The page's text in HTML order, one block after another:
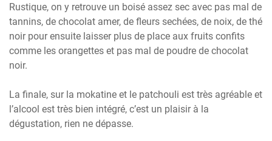
Rustique, on y retrouve un boisé assez sec avec pas mal de
tannins, de chocolat amer, de fleurs sechées, de noix, de thé
noir pour ensuite laisser plus de place aux fruits confits
comme les orangettes et pas mal de poudre de chocolat
noir.
La finale, sur la mokatine et le patchouli est très agréable et
l’alcool est très bien intégré, c’est un plaisir à la
dégustation, rien ne dépasse.